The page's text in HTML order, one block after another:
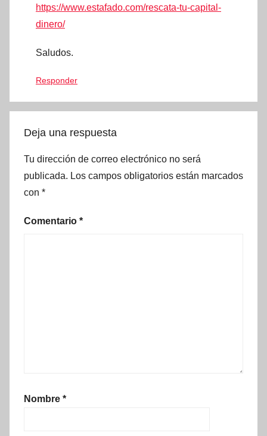
https://www.estafado.com/rescata-tu-capital-
dinero/
Saludos.
Responder
Deja una respuesta
Tu dirección de correo electrónico no será
publicada. Los campos obligatorios están marcados
con *
Comentario *
Nombre *